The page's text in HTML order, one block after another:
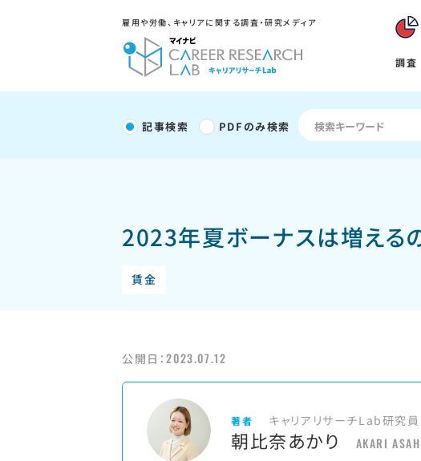
雇用や労働、キャリアに関する調査・研究メディア
調査
記事検索 PDFのみ検索
2023年夏ボーナスは増える
賃金
公開日：2023.07.12
著者 キャリアリサーチLab研究員
朝比奈あかり AKARI